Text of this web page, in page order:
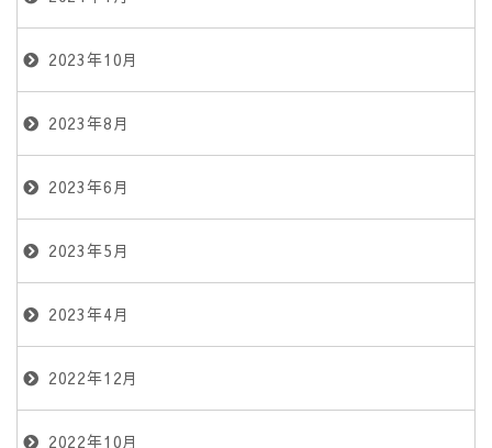
2023年10月
2023年8月
2023年6月
2023年5月
2023年4月
2022年12月
2022年10月